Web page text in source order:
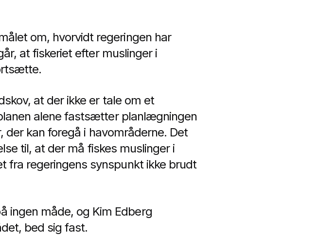
om, hvorvidt regeringen har
at fiskeriet efter muslinger i
at der ikke er tale om et
alene fastsætter planlægningen
kan foregå i havområderne. Det
til, at der må fiskes muslinger i
fra regeringens synspunkt ikke brudt
ingen måde, og Kim Edberg
bed sig fast.